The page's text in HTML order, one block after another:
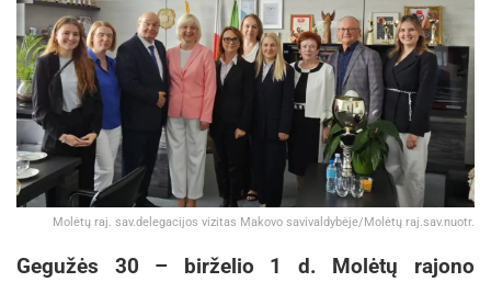
Molėtų raj. sav.delegacijos vizitas Makovo savivaldybėje/Molėtų raj.sav.nuotr.
Gegužės 30 – birželio 1 d. Molėtų rajono